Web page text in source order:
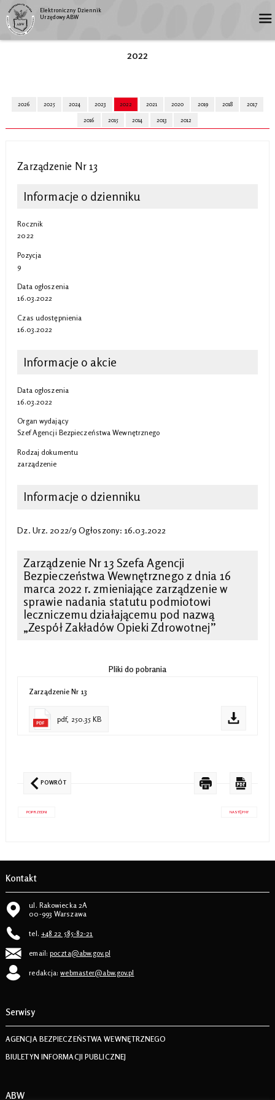
Elektroniczny Dziennik
Urzędowy ABW
2022
2026 2025 2024 2023 2022 2021 2020 2019 2018 2017
2016 2015 2014 2013 2012
Zarządzenie Nr 13
Informacje o dzienniku
Rocznik
2022
Pozycja
9
Data ogłoszenia
16.03.2022
Czas udostępnienia
16.03.2022
Informacje o akcie
Data ogłoszenia
16.03.2022
Organ wydający
Szef Agencji Bezpieczeństwa Wewnętrznego
Rodzaj dokumentu
zarządzenie
Informacje o dzienniku
Dz. Urz. 2022/9 Ogłoszony: 16.03.2022
Zarządzenie Nr 13 Szefa Agencji
Bezpieczeństwa Wewnętrznego z dnia 16
marca 2022 r. zmieniające zarządzenie w
sprawie nadania statutu podmiotowi
leczniczemu działającemu pod nazwą
„Zespół Zakładów Opieki Zdrowotnej”
Pliki do pobrania
Zarządzenie Nr 13
pdf, 250.35 KB
POWRÓT
POPRZEDNI NASTĘPNY
Kontakt
ul. Rakowiecka 2A
00-993 Warszawa
tel. +48 22 585-82-21
email:poczta@abw.gov.pl
redakcja:webmaster@abw.gov.pl
Serwisy
AGENCJA BEZPIECZEŃSTWA WEWNĘTRZNEGO
BIULETYN INFORMACJI PUBLICZNEJ
ABW